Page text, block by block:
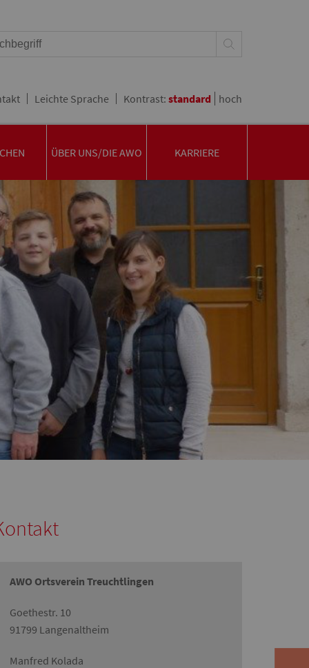
Leichte Sprache Kontrast: standard hoch
ÜBER UNS/DIE AWO KARRIERE
AWO Ortsverein Treuchtlingen
Goethestr. 10
91799 Langenaltheim
Manfred Kolada